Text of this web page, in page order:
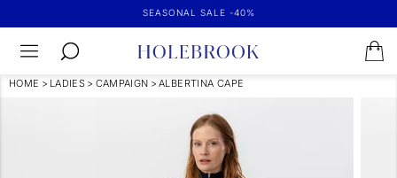
SEASONAL SALE -40%
HOME > LADIES > CAMPAIGN > ALBERTINA CAPE